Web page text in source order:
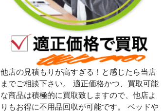
他店の見積もりが高すぎる！と感じたら当店
までご相談下さい。 適正価格かつ、買取可能
な商品は積極的に買取致しますので、他店よ
りもお得に不用品回収が可能です。 ベッドや